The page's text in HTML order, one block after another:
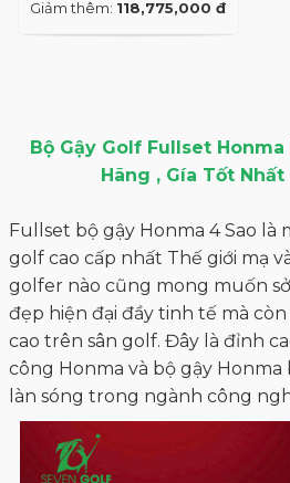
Giảm thêm: 118,775,000 đ
Bộ Gậy Golf Fullset
Hãng , Gía Tốt
Fullset bộ gậy Honma 4 Sao là
golf cao cấp nhất Thế giới mạ
golfer nào cũng mong muốn
đẹp hiện đại đầy tinh tế mà
cao trên sân golf. Đây là đỉnh
công Honma và bộ gậy Honma
làn sóng trong ngành công